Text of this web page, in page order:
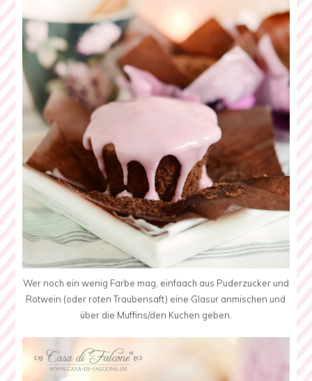
Wer noch ein wenig Farbe mag, einfaach aus Puderzucker und
Rotwein (oder roten Traubensaft) eine Glasur anmischen und
über die Muffins/den Kuchen geben.